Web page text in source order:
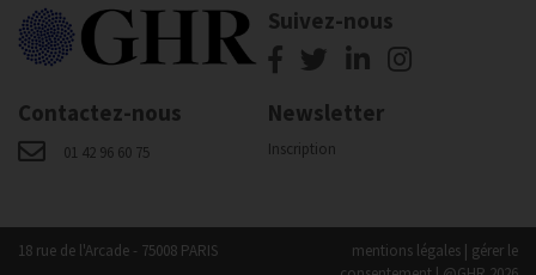
Suivez-nous
Contactez-nous
01 42 96 60 75
Newsletter
Inscription
18 rue de l'Arcade - 75008 PARIS mentions légales | gérer le